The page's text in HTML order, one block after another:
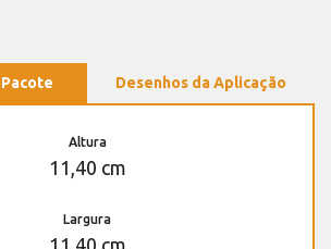
Desenhos da Aplicação
Altura
11,40 cm
Largura
11,40 cm